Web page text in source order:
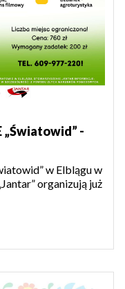
„Światowid” -
w Elblągu w
organizują już